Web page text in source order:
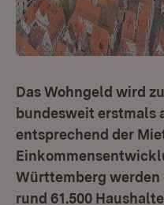
Das Wohngeld wird
bundesweit erstmals
entsprechend der
Württemberg
rund 61.500